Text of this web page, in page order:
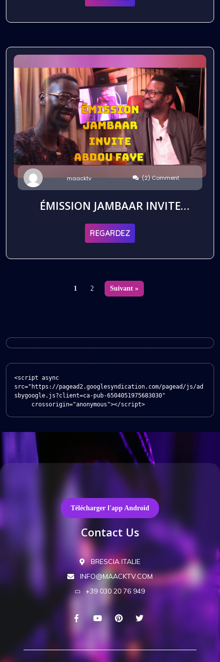
maacktv (2) Comment
ÉMISSION JAMBAAR INVITE
ABDOU FAYE ÉTUDIANT ET
ÉCRIVAIN SENEGALAIS EN
REGARDEZ
1 2 Suivant »
<script async
src="https://pagead2.googlesyndication.com/pagead/js/ad
sbygoogle.js?client=ca-pub-6504051975683030"
     crossorigin="anonymous"></script>
Télécharger l'app Android
Contact Us
BRESCIA ITALIE
INFO@MAACKTV.COM
+39 030 20 76 949